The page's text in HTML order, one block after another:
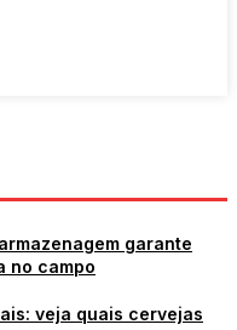
garante
no campo
veja quais cervejas